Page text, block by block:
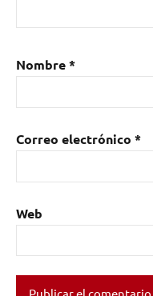
Nombre*
Correo electrónico *
Web